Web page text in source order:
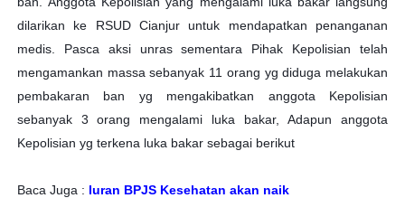
dilarikan ke RSUD Cianjur untuk mendapatkan penanganan
medis. Pasca aksi unras sementara Pihak Kepolisian telah
mengamankan massa sebanyak 11 orang yg diduga melakukan
pembakaran ban yg mengakibatkan anggota Kepolisian
sebanyak 3 orang mengalami luka bakar,Adapun anggota
Kepolisian yg terkena luka bakar sebagai berikut
Baca Juga : Iuran BPJS Kesehatan akan naik